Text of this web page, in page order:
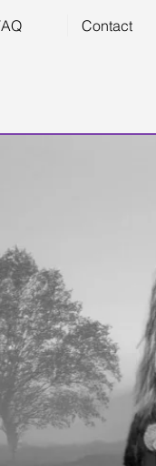
Contact